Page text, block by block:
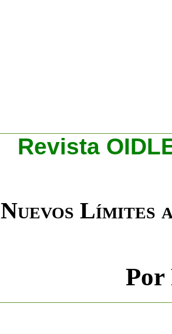
Revista
Nuevos
Por